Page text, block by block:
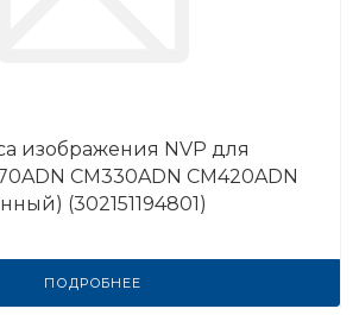
изображения NVP для
CM330ADN CM420ADN
(302151194801)
ПОДРОБНЕЕ